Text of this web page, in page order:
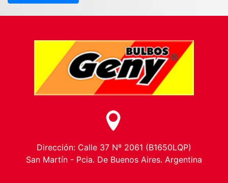
Dirección: Calle 37 Nº 2061 (B1650LQP)
San Martín - Pcia. De Buenos Aires. Argentina